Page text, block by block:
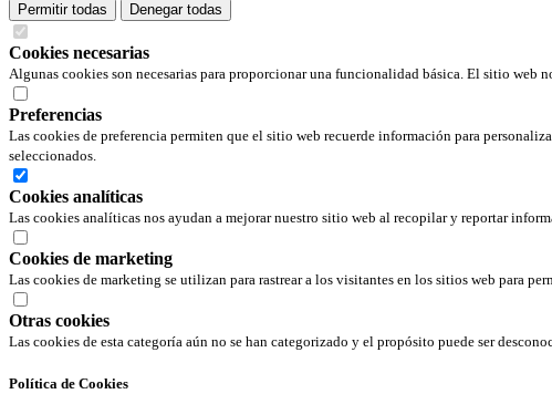
Permitir todas
Denegar todas
Cookies necesarias
Algunas cookies son necesarias para proporcionar una funcionalidad básica. El sitio web
Preferencias
Las cookies de preferencia permiten que el sitio web recuerde información para
seleccionados.
Cookies analíticas
Las cookies analíticas nos ayudan a mejorar nuestro sitio web al recopilar y reportar
Cookies de marketing
Las cookies de marketing se utilizan para rastrear a los visitantes en los sitios web para
Otras cookies
Las cookies de esta categoría aún no se han categorizado y el propósito puede ser
Política de Cookies